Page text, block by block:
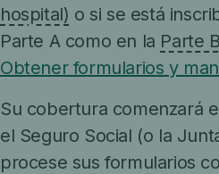
hospital) o si se está
Parte A como en la Parte
Obtener formularios y
Su cobertura comenzará
el Seguro Social (o la
procese sus formularios